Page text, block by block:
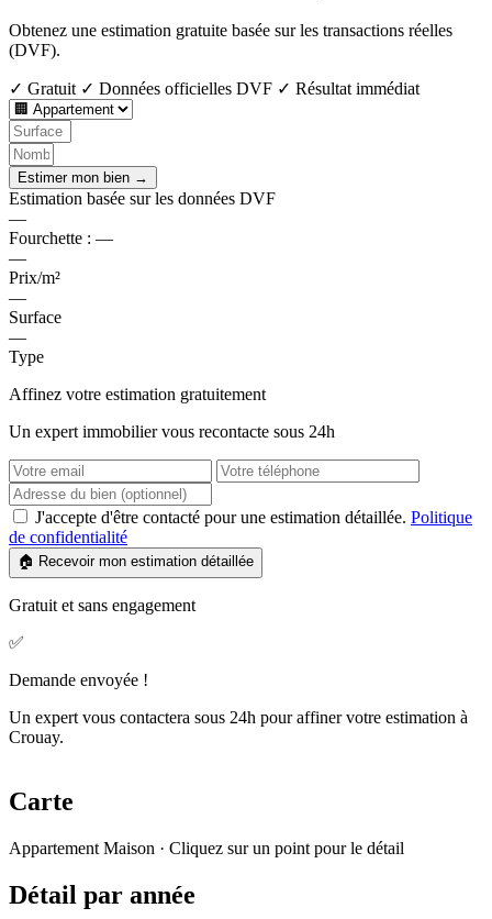
Obtenez une estimation gratuite basée sur les transactions réelles
(DVF).
✓ Gratuit ✓ Données officielles DVF ✓ Résultat immédiat
Estimer mon bien →
Estimation basée sur les données DVF
—
Fourchette : —
—
Prix/m²
—
Surface
—
Type
Affinez votre estimation gratuitement
Un expert immobilier vous recontacte sous 24h
J'accepte d'être contacté pour une estimation détaillée. Politique
de confidentialité
🏠 Recevoir mon estimation détaillée
Gratuit et sans engagement
✅
Demande envoyée !
Un expert vous contactera sous 24h pour affiner votre estimation à
Crouay.
Carte
−
Appartement Maison · Cliquez sur un point pour le détail
Détail par année